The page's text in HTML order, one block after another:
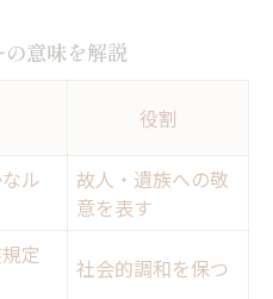
意味を解説
役割
ル
故人・遺族への敬
意を表す
定
社会的調和を保つ